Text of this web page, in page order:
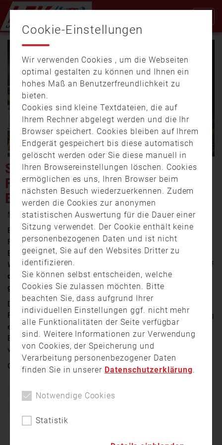
Video
SCHWERER UNFALL DER
FREIWILLIGEN FEUERWEHR
EBERSDORF
21. Februar 2022 8:21
Es war eine Schocknachricht am Samstagabend (19.
Februar): Eigentlich waren die Feuerwehrkräfte aus
Ebersdorf bei Coburg unterwegs, um im benachbarten
Weidhausen einen Scheunenbrand zu löschen.
Doch auf
dem Weg kommt das Fahrzeug vom Weg ab und prallt
gegen einen Baum.
Der Fahrer wird schwer, vier andere
Feuerwehrkameraden leicht verletzt. Am Löschfahrzeug
entstand ein Totalschaden. Die Freiwillige Feuerwehr
Ebersdorf muss diesen Schock jetzt erst einmal
verdauen.
Quelle:TV Oberfranken
Bayern Einsatz Einsatzfahrt
Cookie-Einstellungen
Wir verwenden Cookies , um die Webseiten
optimal gestalten zu können und Ihnen ein
hohes Maß an Benutzerfreundlichkeit zu
bieten.
Cookies sind kleine Textdateien, die auf
Ihrem Rechner abgelegt werden und die Ihr
Browser speichert. Cookies bleiben auf Ihrem
Endgerät gespeichert bis diese automatisch
gelöscht werden oder Sie diese manuell in
Ihren Browsereinstellungen löschen. Cookies
ermöglichen es uns, Ihren Browser beim
nächsten Besuch wiederzuerkennen. Zudem
werden die Cookies zur anonymen
statistischen Auswertung für die Dauer einer
Sitzung verwendet. Der Cookie enthält keine
personenbezogenen Daten und ist nicht
geeignet, Sie auf den Websites Dritter zu
identifizieren.
Sie können selbst entscheiden, welche
Cookies Sie zulassen möchten. Bitte
beachten Sie, dass aufgrund Ihrer
individuellen Einstellungen ggf. nicht mehr
alle Funktionalitäten der Seite verfügbar
sind. Weitere Informationen zur Verwendung
von Cookies, der Speicherung und
Verarbeitung personenbezogener Daten
finden Sie in unserer Datenschutzerklärung.
Notwendige Cookies
Statistik